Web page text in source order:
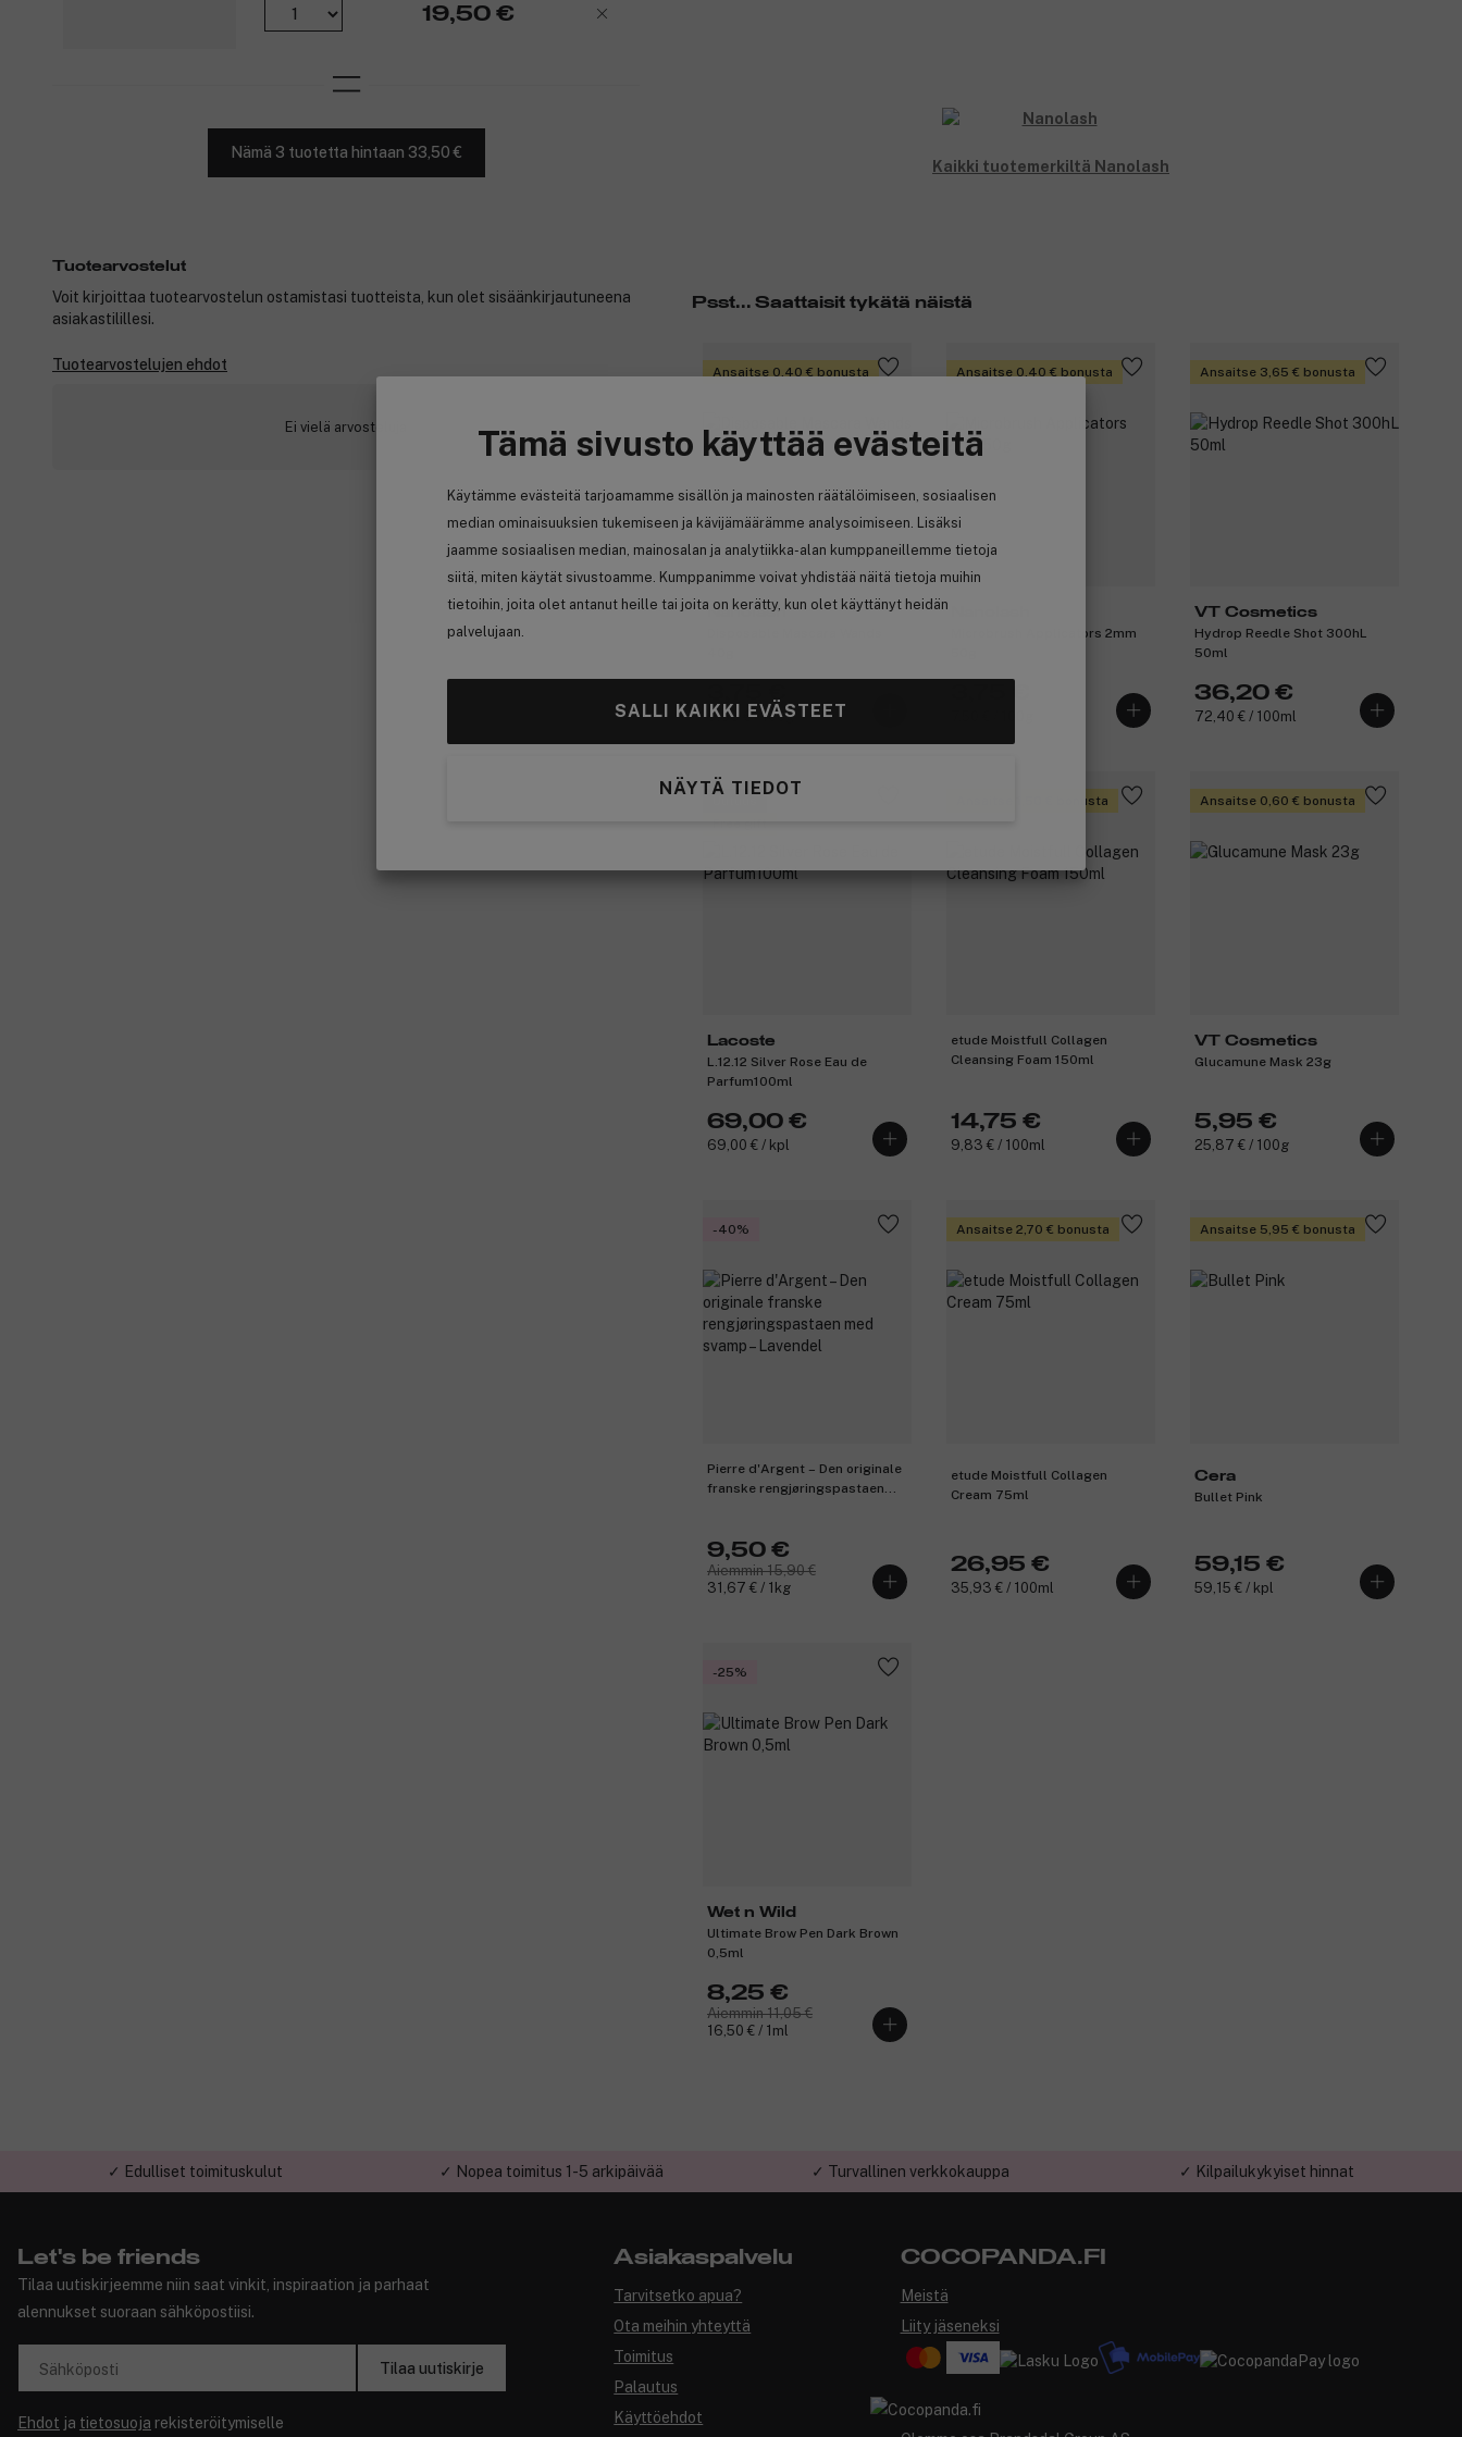
Tämä sivusto käyttää evästeitä
Käytämme evästeitä tarjoamamme sisällön ja mainosten räätälöimiseen, sosiaalisen
median ominaisuuksien tukemiseen ja kävijämäärämme analysoimiseen. Lisäksi
jaamme sosiaalisen median, mainosalan ja analytiikka-alan kumppaneillemme tietoja
siitä, miten käytät sivustoamme. Kumppanimme voivat yhdistää näitä tietoja muihin
tietoihin, joita olet antanut heille tai joita on kerätty, kun olet käyttänyt heidän
palvelujaan.
SALLI KAIKKI EVÄSTEET
NÄYTÄ TIEDOT
19,50 €
Nämä 3 tuotetta hintaan 33,50 €
Kaikki tuotemerkiltä Nanolash
Psst... Saattaisit tykätä näistä
Ansaitse 0,40 € bonusta
Nanolash
9,38 € / 100g
Ansaitse 0,40 € bonusta
Microbrush Applicators 2mm
Ansaitse 3,65 € bonusta
VT Cosmetics
Hydrop Reedle Shot 300hL
50ml
36,20 €
72,40 € / 100ml
Lacoste
L.12.12 Silver Rose Eau de
Parfum100ml
69,00 €
69,00 € / kpl
Ansaitse 1,50 € bonusta
etude Moistfull Collagen
Cleansing Foam 150ml
14,75 €
9,83 € / 100ml
Ansaitse 0,60 € bonusta
VT Cosmetics
Glucamune Mask 23g
5,95 €
25,87 € / 100g
-40%
Pierre d'Argent – Den originale
franske rengjøringspastaen
9,50 €
Aiemmin 15,90 €
31,67 € / 1kg
Ansaitse 2,70 € bonusta
etude Moistfull Collagen
Cream 75ml
26,95 €
35,93 € / 100ml
Ansaitse 5,95 € bonusta
Cera
Bullet Pink
59,15 €
59,15 € / kpl
-25%
Wet n Wild
Ultimate Brow Pen Dark Brown
0,5ml
8,25 €
Aiemmin 11,05 €
16,50 € / 1ml
Tuotearvostelut
Voit kirjoittaa tuotearvostelun ostamistasi tuotteista, kun olet sisäänkirjautuneena
asiakastilillesi.
Tuotearvostelujen ehdot
Ei vielä arvosteluja
✓ Edulliset toimituskulut ✓ Nopea toimitus 1-5 arkipäivää ✓ Turvallinen verkkokauppa ✓ Kilpailukykyiset hinnat
Let's be friends
Tilaa uutiskirjeemme niin saat vinkit, inspiraation ja parhaat
alennukset suoraan sähköpostiisi.
Sähköposti Tilaa uutiskirje
Ehdot ja tietosuoja rekisteröitymiselle
Asiakaspalvelu
Tarvitsetko apua?
Ota meihin yhteyttä
Toimitus
Palautus
Käyttöehdot
COCOPANDA.FI
Meistä
Liity jäseneksi